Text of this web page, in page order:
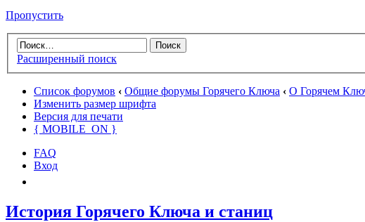
Пропустить
Расширенный поиск
Список форумов ‹ Общие форумы Горячего Ключа ‹ О Горячем
Изменить размер шрифта
Версия для печати
{ MOBILE_ON }
FAQ
Вход
История Горячего Ключа и станиц